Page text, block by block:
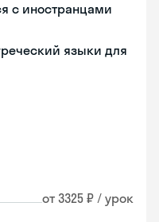
с иностранцами
языки для
от 3325 ₽ / урок